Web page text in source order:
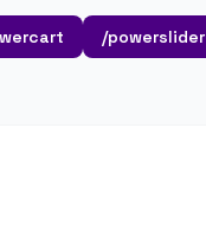
/powerslider